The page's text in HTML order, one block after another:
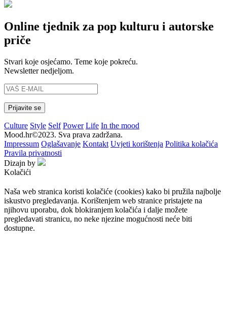
Online tjednik za pop kulturu i autorske
priče
Stvari koje osjećamo. Teme koje pokreću.
Newsletter nedjeljom.
Culture Style Self Power Life In the mood
Mood.hr©2023. Sva prava zadržana.
Impressum Oglašavanje Kontakt Uvjeti korištenja Politika kolačića
Pravila privatnosti
Dizajn by
Kolačići
Naša web stranica koristi kolačiće (cookies) kako bi pružila najbolje
iskustvo pregledavanja. Korištenjem web stranice pristajete na
njihovu uporabu, dok blokiranjem kolačića i dalje možete
pregledavati stranicu, no neke njezine mogućnosti neće biti
dostupne.